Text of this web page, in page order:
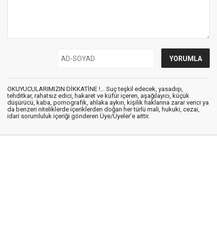
OKUYUCULARIMIZIN DİKKATİNE !... Suç teşkil edecek, yasadışı,
tehditkar, rahatsız edici, hakaret ve küfür içeren, aşağılayıcı, küçük
düşürücü, kaba, pornografik, ahlaka aykırı, kişilik haklarına zarar verici ya
da benzeri niteliklerde içeriklerden doğan her türlü mali, hukuki, cezai,
idari sorumluluk içeriği gönderen Üye/Üyeler’e aittir.